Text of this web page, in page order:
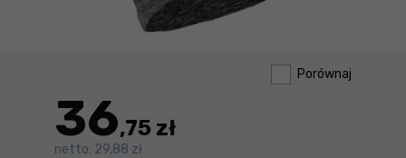
Porównaj
36,75 zł
netto: 29,88 zł